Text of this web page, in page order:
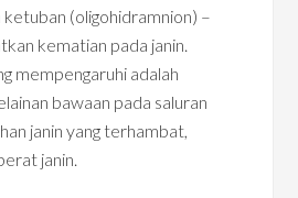
ketuban (oligohidramnion) –
kematian pada janin.
mempengaruhi adalah
bawaan pada saluran
janin yang terhambat,
janin.